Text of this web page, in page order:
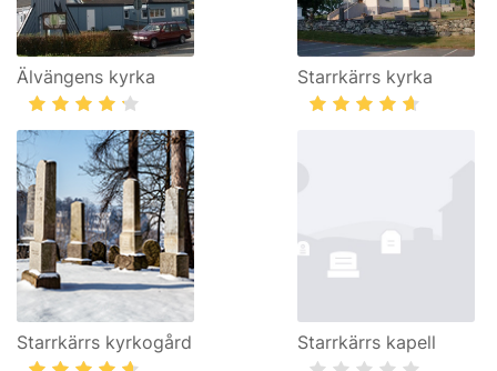
Älvängens kyrka Starrkärrs kyrka
Starrkärrs kyrkogård Starrkärrs kapell